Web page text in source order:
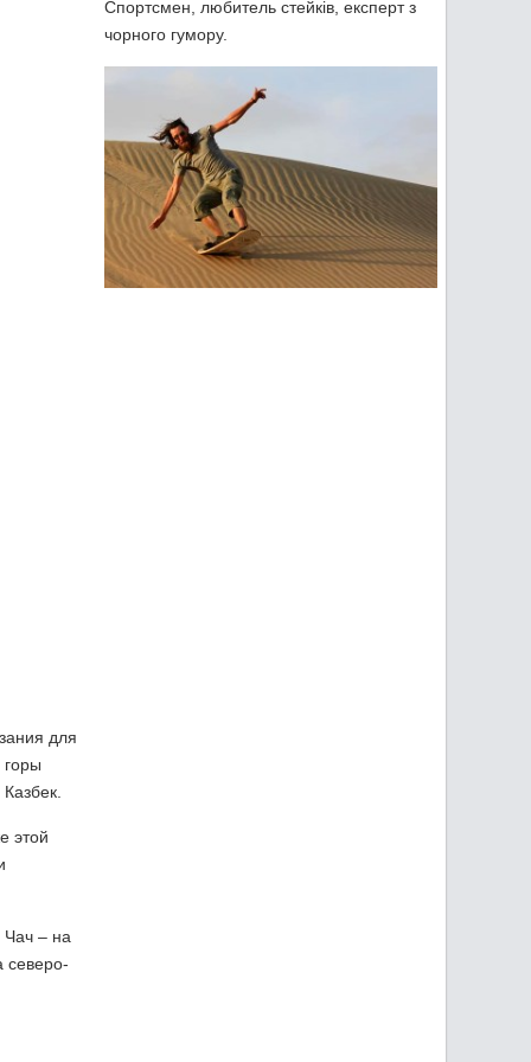
для
этой
Чач – на
северо-
Спортсмен, любитель стейків, експерт з
чорного гумору.